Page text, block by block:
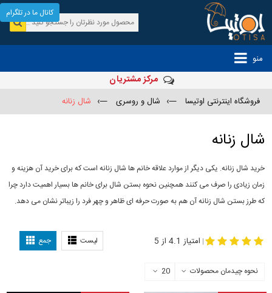
منو
مرکز مشتریان
فروشگاه اینترنتی اوتیسا —› شال و روسری —› شال زنانه
شال زنانه
خرید شال زنانه. یکی دیگر از موارد علاقه خانم ها شال زنانه است که برای خرید آن هزینه و
زمان زیادی را صرف می کنند همچنین نحوه بستن شال برای خانم ها بسیار اهمیت دارد چرا
که طرز بستن شال زنانه آن هم به صورت حرفه ای ظاهر و چهر فرد را زیباتر نشان می دهد.
لیست جمع | امتیاز 4.1 از 5
نحوه چیدمان محصولات 20
کانال ما در تلگرام